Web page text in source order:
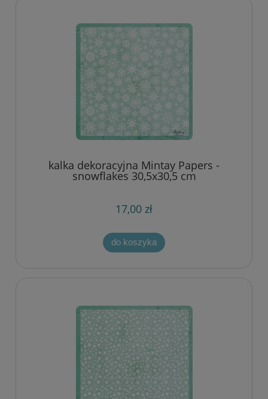
kalka dekoracyjna Mintay Papers -
snowflakes 30,5x30,5 cm
17,00 zł
do koszyka